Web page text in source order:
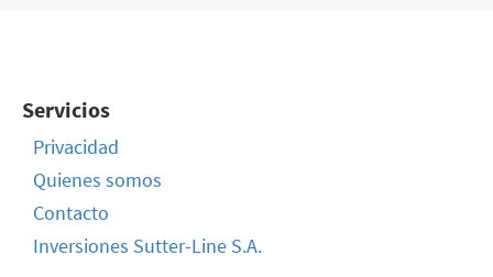
Servicios
Privacidad
Quienes somos
Contacto
Inversiones Sutter-Line S.A.